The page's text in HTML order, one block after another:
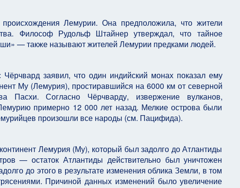
Лемурии. Она предположила, что жители
Философ Рудольф Штайнерутверждал, что тайное
— также называют жителей Лемурии предками людей.
Чёрчвард заявил, что один индийский монах показал ему
Му (Лемурия), простиравшийся на 6000 км от северной
Пасхи. Согласно Чёрчварду, извержение вулканов,
примерно 12 000 лет назад. Мелкие острова были
произошли все народы (см. Пацифида).
Лемурия (Му), который был задолго до Атлантиды
— остаток Атлантиды действительно был уничтожен
до этого в результате изменения облика Земли, в том
Причиной данных изменений было увеличение